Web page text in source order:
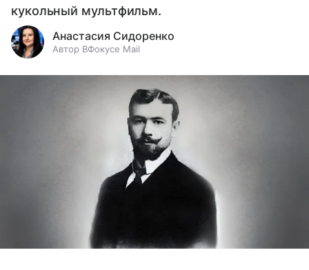
кукольный мультфильм.
Анастасия Сидоренко
Автор ВФокусе Mail